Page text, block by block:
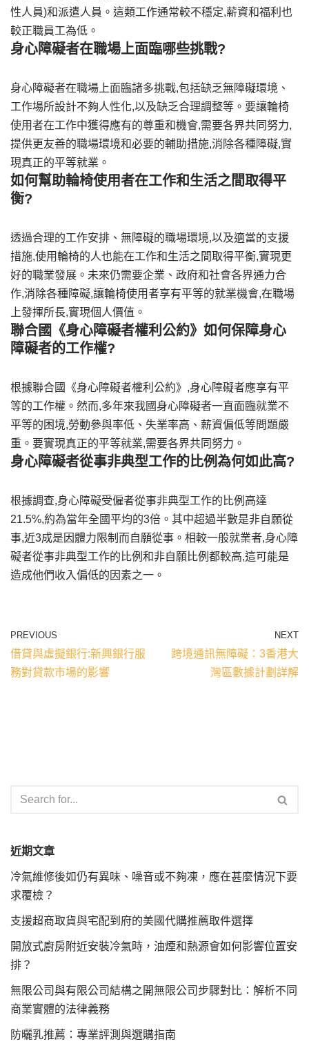
性人員)和派遣人員。這類工作通常較不穩定,薪資和福利也
較正職員工為低。
身心障礙者在職場上面臨哪些挑戰?
身心障礙者在職場上面臨諸多挑戰,包括缺乏無障礙環境、
工作場所設計不夠人性化,以及缺乏合理調整等。要讓輪椅
使用者在工作中獲得應有的尊重和機會,需要各界共同努力,
提供更友善的職場環境和必要的輔助措施,消除各種障礙,實
現真正的平等就業。
如何幫助輪椅使用者在工作和生活之間取得平
衡?
透過合理的工作安排、無障礙的職場環境,以及適當的支援
措施,使用輪椅的人也能在工作和生活之間取得平衡,實現更
好的職業發展。未來仍需要企業、政府和社會各界通力合
作,消除各種障礙,讓輪椅使用者享有平等的就業機會,在職場
上發揮所長,實現個人價值。
聯合國《身心障礙者權利公約》如何保障身心
障礙者的工作權?
根據聯合國《身心障礙者權利公約》,身心障礙者應享有平
等的工作權。然而,多年來我國身心障礙者一直面臨就業不
平等的困境,勞動參與率低、失業率高、薪資偏低等問題嚴
重。要實現真正的平等就業,需要各界共同努力。
身心障礙者從事非典型工作的比例為何如此高?
根據調查,身心障礙受僱者從事非典型工作的比例高達
21.5%,約為當年全國平均的3倍。其中超過半數是非自願從
事,近3成是因體力限制而自願從事。相較一般就業者,身心障
礙者從事非典型工作的比例和非自願比例都較高,這可能是
造成他們收入偏低的因素之一。
PREVIOUS
借貸與虛擬銀行:新興銀行服
務對貸款市場的影響
NEXT
跨境通訊無障礙：3香港大
灣區數據計劃詳解
近期文章
冷氣維修後如仍有異味、噪音或不夠凍，應在甚麼情況下要
求覆檢？
支援超商取貨與宅配到府的美國代購推薦取件選擇
開放式廚房附近安裝冷氣時，油煙和熱源會如何影響位置安
排？
無限公司與有限公司結構之開無限公司步驟對比：解析不同
商業實體的法律義務
防曬乳推薦：專業評測與選購指南